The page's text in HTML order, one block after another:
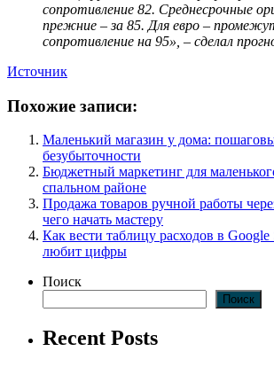
сопротивление 82. Среднесрочные
прежние – за 85. Для евро –
сопротивление на 95», – сделал
Источник
Похожие записи:
Маленький магазин у дома:
безубыточности
Бюджетный маркетинг для
спальном районе
Продажа товаров ручной работы
чего начать мастеру
Как вести таблицу расходов в Google
любит цифры
Поиск
Поиск
Recent Posts